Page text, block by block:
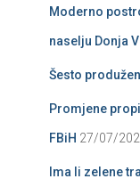
Moderno
naselju Donja
Šesto
Promjene
FBiH 27/07/
Ima li zelene